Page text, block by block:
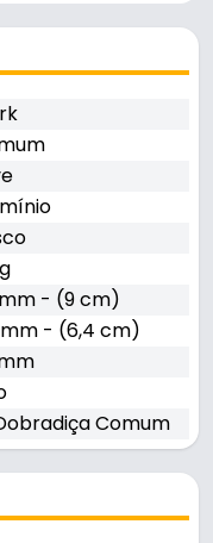
- (9 cm)
- (6,4 cm)
Comum